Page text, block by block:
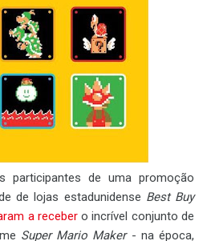
participantes de uma promoção
de lojas estadunidense Best Buy
a recebero incrível conjunto de
Super Mario Maker- na época,